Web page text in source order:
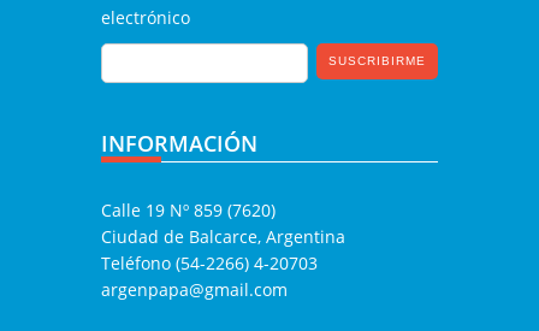
electrónico
INFORMACIÓN
Calle 19 Nº 859 (7620)
Ciudad de Balcarce, Argentina
Teléfono (54-2266) 4-20703
argenpapa@gmail.com